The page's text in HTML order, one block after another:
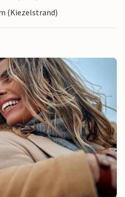
(Kiezelstrand)